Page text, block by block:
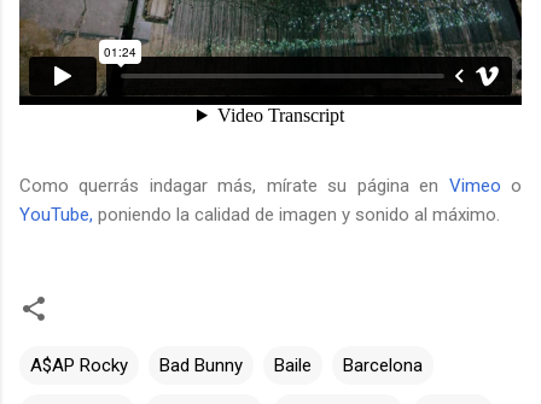
Como querrás indagar más, mírate su página en Vimeo o
YouTube, poniendo la calidad de imagen y sonido al máximo.
A$AP Rocky Bad Bunny Baile Barcelona